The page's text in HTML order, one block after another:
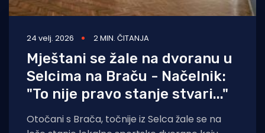
24 velj. 2026 2 MIN. ČITANJA
Mještani se žale na dvoranu u
Selcima na Braču - Načelnik:
"To nije pravo stanje stvari..."
Otočani s Brača, točnije iz Selca žale se na